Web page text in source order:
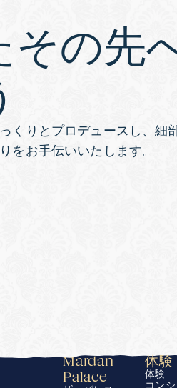
その先
くりとプロデュースし、細
をお手伝いいたします。
Mardan
Palace
体験
体験
コン